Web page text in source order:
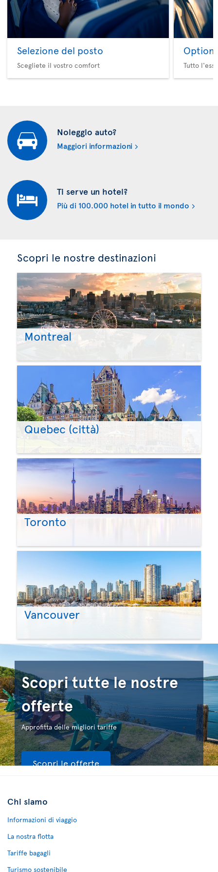
Selezione del posto
Scegliete il vostro comfort
Option
Tutto
Noleggio auto?
Maggiori informazioni
Ti serve un hotel?
Più di 100.000 hotel in tutto il mondo
Scopri le nostre destinazioni
Montreal
Quebec (città)
Toronto
Vancouver
Scopri tutte le nostre
offerte
Approfitta delle migliori tariffe
Scopri le offerte
Chi siamo
Informazioni di viaggio
La nostra flotta
Tariffe bagagli
Turismo sostenibile